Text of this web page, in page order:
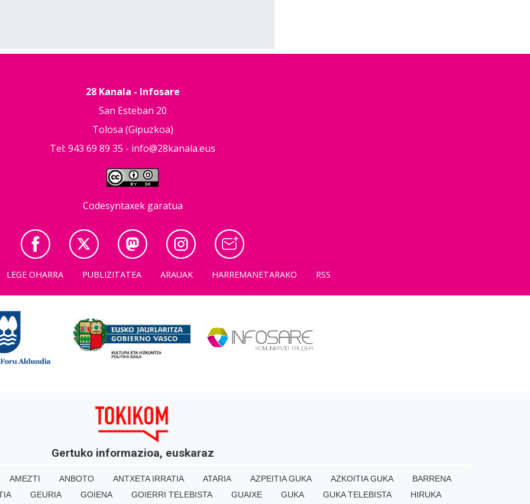
28 Kanala - Infosare
San Esteban 20
Tolosa (Gipuzkoa)
Tel: 943 69 89 35 - info@28kanala.eus
Codesyntaxek garatua
LEGE OHARRA PUBLIZITATEA ARAUAK HARREMANETARAKO RSS
Gertuko informazioa, euskaraz
AMEZTI ANBOTO ANTXETA IRRATIA ATARIA AZPEITIA GUKA AZKOITIA GUKA
BARRENA
GEURIA GOIENA GOIERRI TELEBISTA GUAIXE GUKA GUKA TELEBISTA HIRUKA